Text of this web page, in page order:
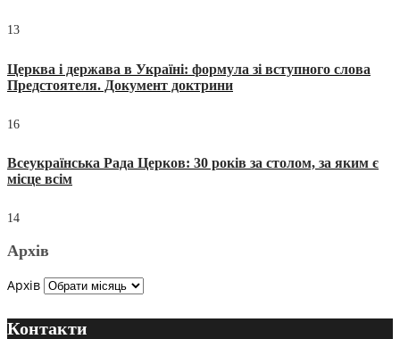
13
Церква і держава в Україні: формула зі вступного слова
Предстоятеля. Документ доктрини
16
Всеукраїнська Рада Церков: 30 років за столом, за яким є
місце всім
14
Архів
Архів
Контакти